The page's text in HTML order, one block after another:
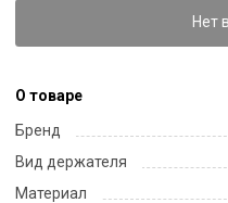
Нет
О товаре
Бренд
Вид держателя
Материал